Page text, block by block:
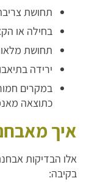
תחושת
בחילה או
תחושת
ירידה
במקרים
כתוצאה
איך
אלו הבדיקות
בקיבה: